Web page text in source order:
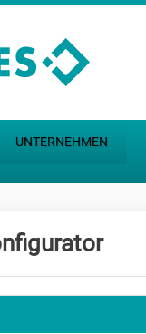
UNTERNEHMEN